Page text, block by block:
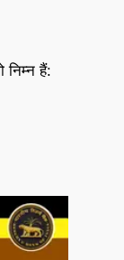
निम्न हैं: